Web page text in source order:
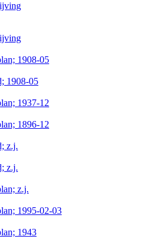
1908-05
1908-05
1937-12
1896-12
z.j.
z.j.
z.j.
1995-02-03
1943